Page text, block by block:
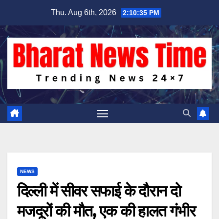
content
Thu. Aug 6th, 2026 2:10:35 PM
NEWS
दिल्ली में सीवर सफाई के दौरान दो
मजदूरों की मौत, एक की हालत गंभीर